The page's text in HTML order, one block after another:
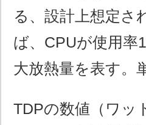
る、設計上想定さ
ば、CPUが使用率
大放熱量を表す。
TDPの数値（ワッ